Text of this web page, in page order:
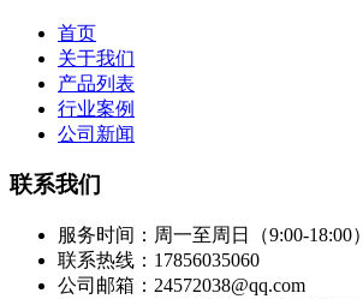
首页
关于我们
产品列表
行业案例
公司新闻
联系我们
服务时间：周一至周日（9:00-18:00）
联系热线：17856035060
公司邮箱：24572038@qq.com